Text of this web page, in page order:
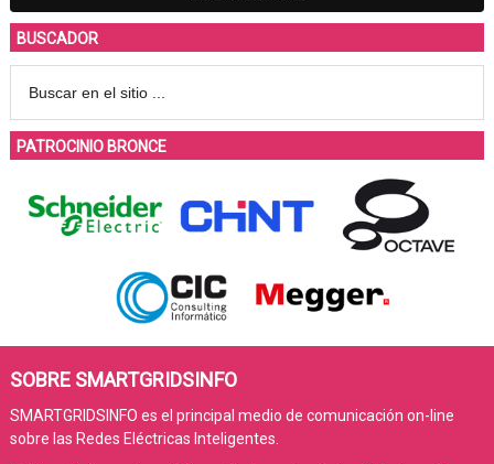
BUSCADOR
PATROCINIO BRONCE
SOBRE SMARTGRIDSINFO
SMARTGRIDSINFO es el principal medio de comunicación on-line
sobre las Redes Eléctricas Inteligentes.